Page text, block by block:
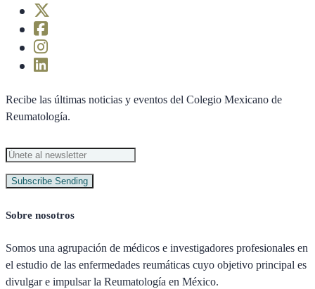
Recibe las últimas noticias y eventos del Colegio Mexicano de
Reumatología.
Subscribe Sending
Sobre nosotros
Somos una agrupación de médicos e investigadores profesionales en
el estudio de las enfermedades reumáticas cuyo objetivo principal es
divulgar e impulsar la Reumatología en México.